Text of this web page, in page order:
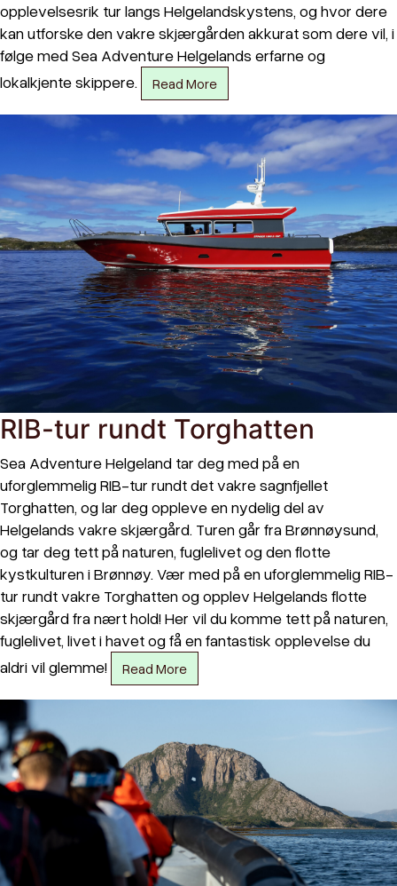
opplevelsesrik tur langs Helgelandskystens, og hvor dere
kan utforske den vakre skjærgården akkurat som dere vil, i
følge med Sea Adventure Helgelands erfarne og
lokalkjente skippere.
Read More
RIB-tur rundt Torghatten
Sea Adventure Helgeland tar deg med på en
uforglemmelig RIB-tur rundt det vakre sagnfjellet
Torghatten, og lar deg oppleve en nydelig del av
Helgelands vakre skjærgård. Turen går fra Brønnøysund,
og tar deg tett på naturen, fuglelivet og den flotte
kystkulturen i Brønnøy. Vær med på en uforglemmelig RIB-
tur rundt vakre Torghatten og opplev Helgelands flotte
skjærgård fra nært hold! Her vil du komme tett på naturen,
fuglelivet, livet i havet og få en fantastisk opplevelse du
aldri vil glemme!
Read More